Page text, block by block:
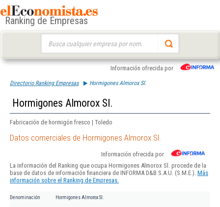
Ranking de Empresas
Información ofrecida por
Directorio Ranking Empresas Hormigones Almorox Sl.
Hormigones Almorox Sl.
Fabricación de hormigón fresco | Toledo
Datos comerciales de Hormigones Almorox Sl.
Información ofrecida por
La información del Ranking que ocupa Hormigones Almorox Sl. procede de la
base de datos de información financiera de INFORMA D&B S.A.U. (S.M.E.). Más
información sobre el Ranking de Empresas.
Denominación Hormigones Almorox Sl.